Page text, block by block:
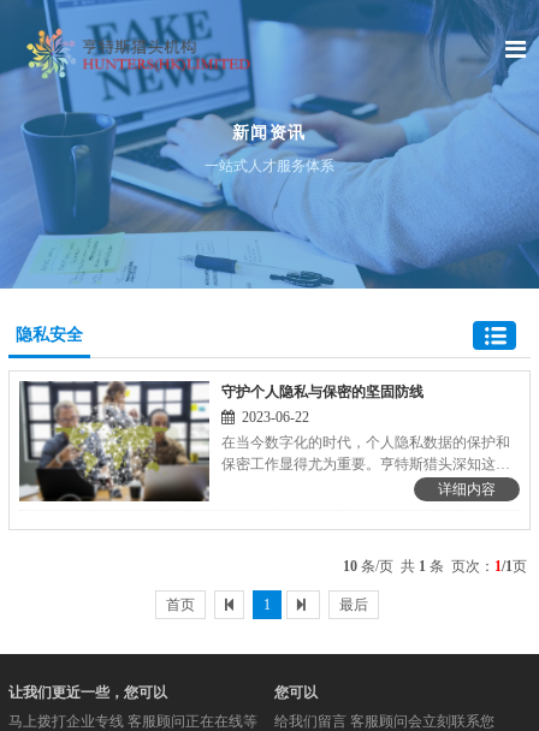
新闻资讯
一站式人才服务体系
隐私安全
守护个人隐私与保密的坚固防线
2023-06-22
在当今数字化的时代，个人隐私数据的保护和
保密工作显得尤为重要。亨特斯猎头深知这一
点，始终将保护求职者和客户的隐私视为核心
度。从求职者提交个人简历的那一刻起，所有
进的加密技术，确保数据在存.........
详细内容
10 条/页 共 1 条 页次： 1/1页
首页 1 最后
让我们更近一些，您可以
马上拨打企业专线 客服顾问正在在线等
您可以
给我们留言 客服顾问会立刻联系您